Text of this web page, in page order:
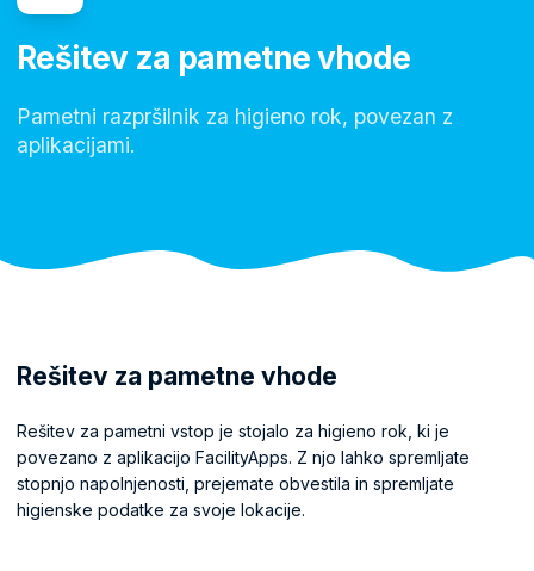
Rešitev za pametne vhode
Pametni razpršilnik za higieno rok, povezan z
aplikacijami.
Rešitev za pametne vhode
Rešitev za pametni vstop je stojalo za higieno rok, ki je
povezano z aplikacijo FacilityApps. Z njo lahko spremljate
stopnjo napolnjenosti, prejemate obvestila in spremljate
higienske podatke za svoje lokacije.